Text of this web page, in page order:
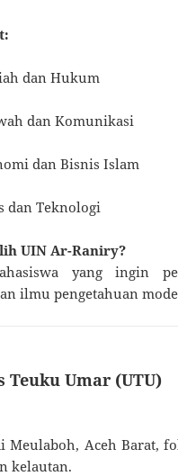
dan Hukum
dan Komunikasi
dan Bisnis Islam
dan Teknologi
UIN Ar-Raniry?
yang ingin
ilmu pengetahuan
Teuku Umar (UTU)
Meulaboh, Aceh Barat,
kelautan.